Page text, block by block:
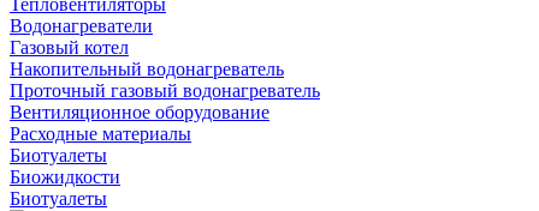
Тепловентиляторы
Водонагреватели
Газовый котел
Накопительный водонагреватель
Проточный газовый водонагреватель
Вентиляционное оборудование
Расходные материалы
Биотуалеты
Биожидкости
Биотуалеты